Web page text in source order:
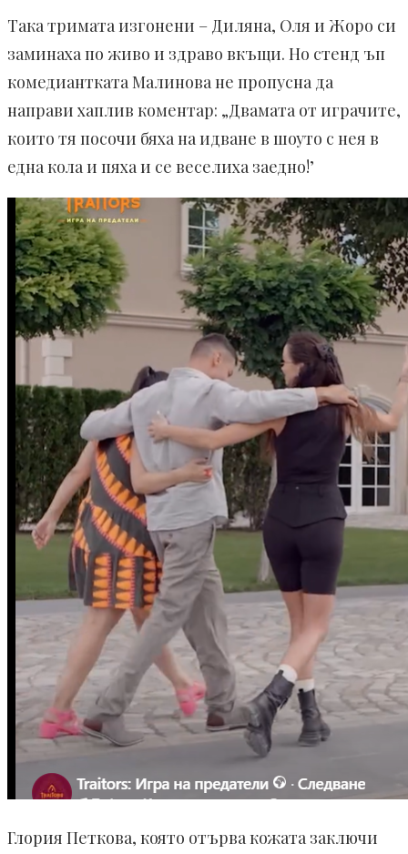
Така тримата изгонени – Диляна, Оля и Жоро си
заминаха по живо и здраво вкъщи. Но стенд ъп
комедиантката Малинова не пропусна да
направи хаплив коментар: „Двамата от играчите,
които тя посочи бяха на идване в шоуто с нея в
една кола и пяха и се веселиха заедно!’
Глория Петкова, която отърва кожата заключи